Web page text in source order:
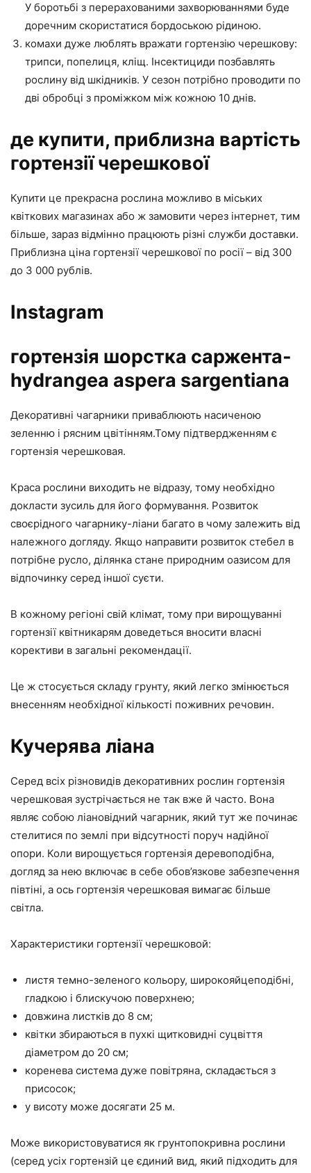
У боротьбі з перерахованими захворюваннями буде
доречним скористатися бордоською рідиною.
комахи дуже люблять вражати гортензію черешкову:
трипси, попелиця, кліщ. Інсектициди позбавлять
рослину від шкідників. У сезон потрібно проводити по
дві обробці з проміжком між кожною 10 днів.
де купити, приблизна вартість
гортензії черешкової
Купити це прекрасна рослина можливо в міських
квіткових магазинах або ж замовити через інтернет, тим
більше, зараз відмінно працюють різні служби доставки.
Приблизна ціна гортензії черешкової по росії – від 300
до 3 000 рублів.
Instagram
гортензія шорстка саржента-
hydrangea aspera sargentiana
Декоративні чагарники приваблюють насиченою
зеленню і рясним цвітінням.Тому підтвердженням є
гортензія черешковая.
Краса рослини виходить не відразу, тому необхідно
докласти зусиль для його формування. Розвиток
своєрідного чагарнику-ліани багато в чому залежить від
належного догляду. Якщо направити розвиток стебел в
потрібне русло, ділянка стане природним оазисом для
відпочинку серед іншої суєти.
В кожному регіоні свій клімат, тому при вирощуванні
гортензії квітникарям доведеться вносити власні
корективи в загальні рекомендації.
Це ж стосується складу грунту, який легко змінюється
внесенням необхідної кількості поживних речовин.
Кучерява ліана
Серед всіх різновидів декоративних рослин гортензія
черешковая зустрічається не так вже й часто. Вона
являє собою ліановідний чагарник, який тут же починає
стелитися по землі при відсутності поруч надійної
опори. Коли вирощується гортензія деревоподібна,
догляд за нею включає в себе обов’язкове забезпечення
півтіні, а ось гортензія черешковая вимагає більше
світла.
Характеристики гортензії черешковой:
листя темно-зеленого кольору, широкояйцеподібні,
гладкою і блискучою поверхнею;
довжина листків до 8 см;
квітки збираються в пухкі щитковидні суцвіття
діаметром до 20 см;
коренева система дуже повітряна, складається з
присосок;
у висоту може досягати 25 м.
Може використовуватися як грунтопокривна рослини
(серед усіх гортензій це єдиний вид, який підходить для